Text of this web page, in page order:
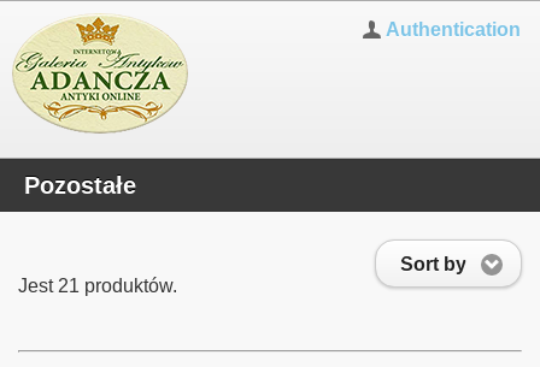
Authentication
Pozostałe
Sort by
Jest 21 produktów.